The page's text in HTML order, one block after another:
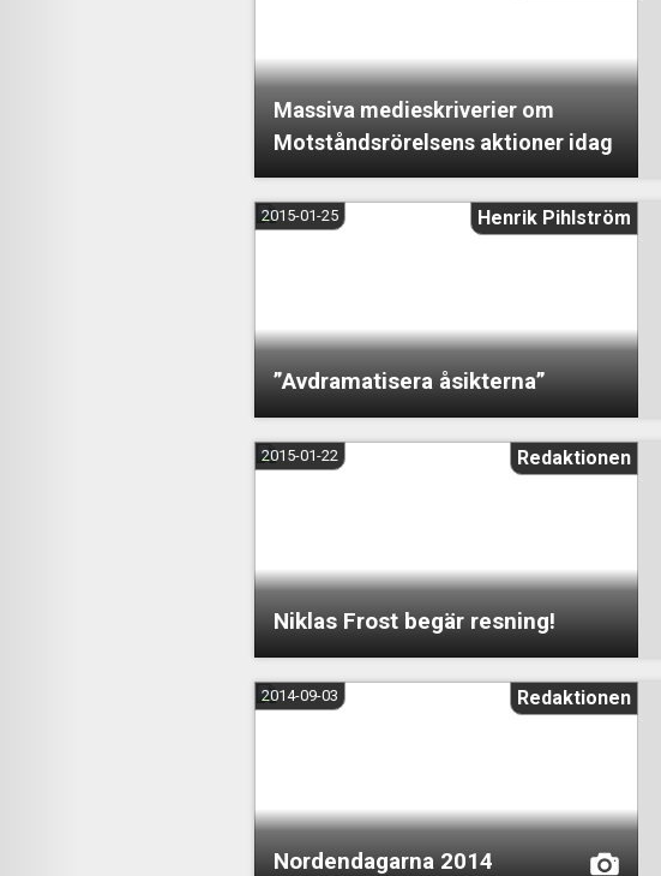
Massiva medieskriverier om
Motståndsrörelsens aktioner idag
”Avdramatisera åsikterna”
2015-01-25
Henrik Pihlström
Niklas Frost begär resning!
2015-01-22
Redaktionen
Nordendagarna 2014
2014-09-03
Redaktionen